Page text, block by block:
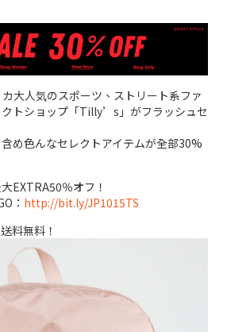
大人気のスポーツ、ストリート系ファ
トショップ「Tilly’s」がフラッシュセ
め色んなセレクトアイテムが全部30%
EXTRA50％オフ！
： http://bit.ly/JP1015TS
料無料！